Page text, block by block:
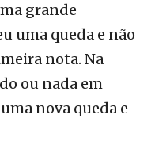
grande
uma queda e não
nota. Na
ou nada em
nova queda e